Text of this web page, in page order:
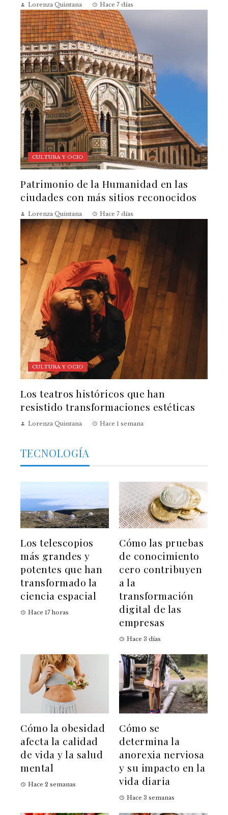
Lorenza Quintana Hace 7 días
CULTURA Y OCIO
Patrimonio de la Humanidad en las
ciudades con más sitios reconocidos
Lorenza Quintana Hace 7 días
CULTURA Y OCIO
Los teatros históricos que han
resistido transformaciones estéticas
Lorenza Quintana Hace 1 semana
TECNOLOGÍA
Los telescopios
más grandes y
potentes que han
transformado la
ciencia espacial
Hace 17 horas
Cómo las pruebas
de conocimiento
cero contribuyen
a la
transformación
digital de las
empresas
Hace 3 días
Cómo la obesidad
afecta la calidad
de vida y la salud
mental
Hace 2 semanas
Cómo se
determina la
anorexia nerviosa
y su impacto en la
vida diaria
Hace 3 semanas